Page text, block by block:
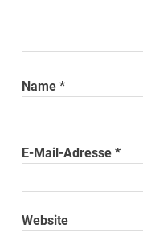
Name*
E-Mail-Adresse*
Website